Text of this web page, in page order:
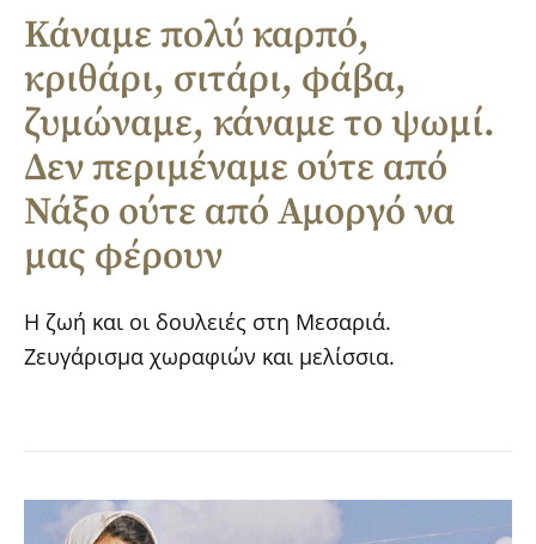
Κάναμε πολύ καρπό,
κριθάρι, σιτάρι, φάβα,
ζυμώναμε, κάναμε το ψωμί.
Δεν περιμέναμε ούτε από
Νάξο ούτε από Αμοργό να
μας φέρουν
Η ζωή και οι δουλειές στη Μεσαριά.
Ζευγάρισμα χωραφιών και μελίσσια.